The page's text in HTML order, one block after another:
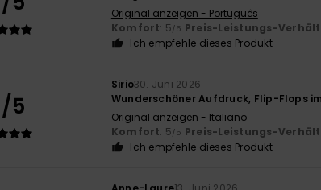
Original anzeigen - Português
Komfort: 5/5 Preis-Leistungs-
Ich empfehle dieses Produkt
/5
Sirio30. Juni 2026
Wunderschöner Aufdruck, Flip-Flops
Original anzeigen - Italiano
Komfort: 5/5 Preis-Leistungs-
Ich empfehle dieses Produkt